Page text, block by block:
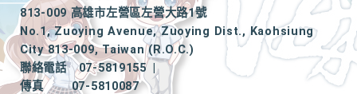
813-009 高雄市左營區左營大路1號
No.1, Zuoying Avenue, Zuoying Dist., Kaohsiung
City 813-009, Taiwan (R.O.C.)
聯絡電話
07-5819155
|
傳真
07-5810087